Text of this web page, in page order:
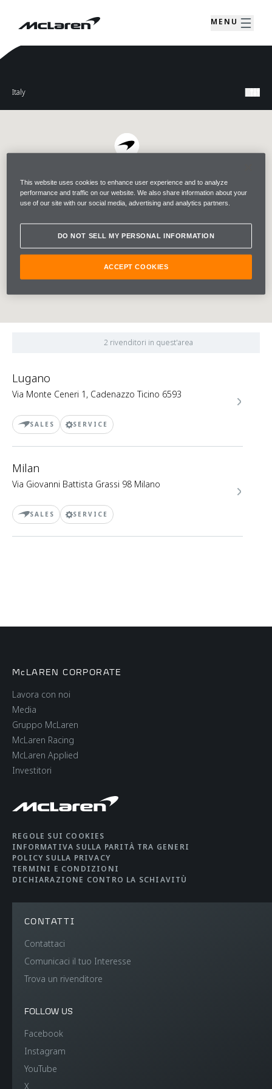
MENU
2 rivenditori in quest'area
Lugano
Via Monte Ceneri 1, Cadenazzo Ticino 6593
SALES SERVICE
Milan
Via Giovanni Battista Grassi 98 Milano
SALES SERVICE
McLAREN CORPORATE
Lavora con noi
Media
Gruppo McLaren
McLaren Racing
McLaren Applied
Investitori
REGOLE SUI COOKIES
INFORMATIVA SULLA PARITÀ TRA GENERI
POLICY SULLA PRIVACY
TERMINI E CONDIZIONI
DICHIARAZIONE CONTRO LA SCHIAVITÙ
CONTATTI
Contattaci
Comunicaci il tuo Interesse
Trova un rivenditore
FOLLOW US
Facebook
Instagram
YouTube
X
This website uses cookies to enhance user experience and to analyze
performance and traffic on our website. We also share information about your
use of our site with our social media, advertising and analytics partners.
DO NOT SELL MY PERSONAL INFORMATION
ACCEPT COOKIES